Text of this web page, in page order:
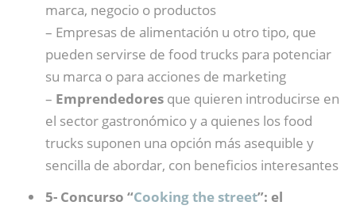
marca, negocio o productos
– Empresas de alimentación u otro tipo, que
pueden servirse de food trucks para potenciar
su marca o para acciones de marketing
– Emprendedores que quieren introducirse en
el sector gastronómico y a quienes los food
trucks suponen una opción más asequible y
sencilla de abordar, con beneficios interesantes
5- Concurso “Cooking the street”: el